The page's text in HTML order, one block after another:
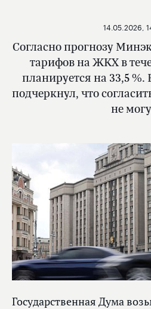
Согласно прогнозу
тарифов на ЖКХ в
планируется на 33,5
подчеркнул, что
не
14.05.2026,
Государственная Дума